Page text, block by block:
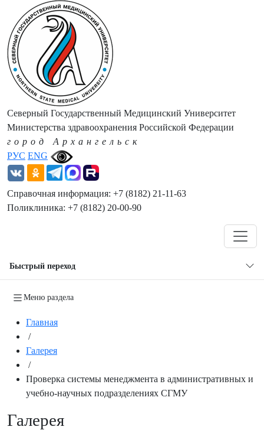
РУС ENG
Северный Государственный Медицинский Университет
Министерства здравоохранения Российской Федерации
город Архангельск
Справочная информация: +7 (8182) 21-11-63
Поликлиника: +7 (8182) 20-00-90
Быстрый переход
Меню раздела
Главная
/
Галерея
/
Проверка системы менеджмента в административных и
учебно-научных подразделениях СГМУ
Галерея